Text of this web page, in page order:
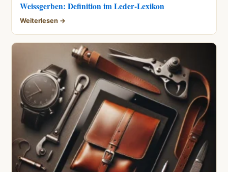
Weissgerben: Definition im Leder-Lexikon
Weiterlesen →